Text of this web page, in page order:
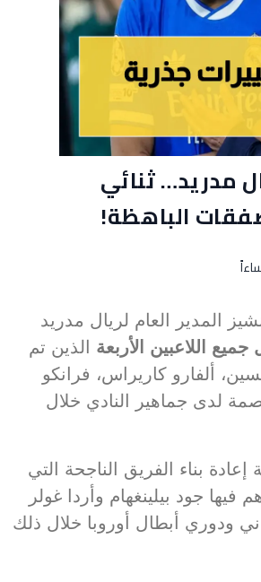
مدريد… ثنائي
الباهظة!
المدير العام لريال مدريد
اللاعبين الأربعة الذين تم
ألفارو كاريراس، فرانكو
لدى جماهير النادي خلال
بناء الفريق الناجحة التي
عام 2023، والتي ساهم فيها جود بيلينغهام وأردا غولر
ودوري أبطال أوروبا خلال ذلك